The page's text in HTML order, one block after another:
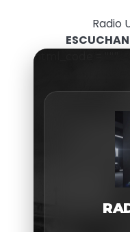
Radio